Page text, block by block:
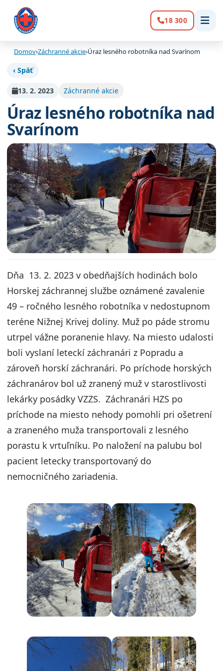
Volanie:
18 300
Domov›Záchranné akcie›Úraz lesného robotníka nad Svarínom
‹ Späť
13. 2. 2023 Záchranné akcie
Úraz lesného robotníka nad
Svarínom
Dňa 13. 2. 2023 v obedňajších hodinách bolo
Horskej záchrannej službe oznámené zavalenie
49 – ročného lesného robotníka v nedostupnom
teréne Nižnej Krivej doliny. Muž po páde stromu
utrpel vážne poranenie hlavy. Na miesto udalosti
boli vyslaní leteckí záchranári z Popradu a
zároveň horskí záchranári. Po príchode horských
záchranárov bol už zranený muž v starostlivosti
lekárky posádky VZZS. Záchranári HZS po
príchode na miesto nehody pomohli pri ošetrení
a zraneného muža transportovali z lesného
porastu k vrtuľníku. Po naložení na palubu bol
pacient letecky transportovaný do
nemocničného zariadenia.